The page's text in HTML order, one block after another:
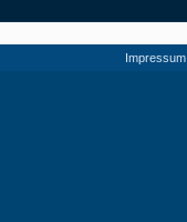
Impressum